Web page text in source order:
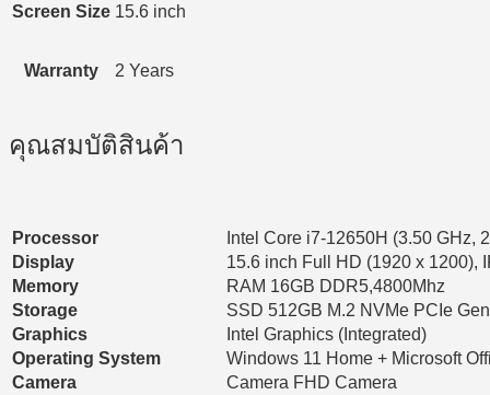
Screen Size 15.6 inch
Warranty 2 Years
คุณสมบัติสินค้า
Processor
Intel Core i7-12650H (3.50 GHz,
Display
15.6 inch Full HD (1920 x 1200),
Memory
RAM 16GB DDR5,4800Mhz
Storage
SSD 512GB M.2 NVMe PCIe
Graphics
Intel Graphics (Integrated)
Operating System
Windows 11 Home + Microsoft
Camera
Camera FHD Camera